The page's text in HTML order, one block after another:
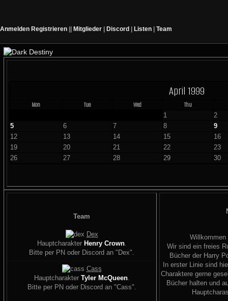
Anmelden Registrieren Mitglieder Discord Listen Team
April 1999
Mon Tue Wed Thu
1
2
5
6 7 8
9
12
13 14 15
16
19
20 21 22
23
26
27 28 29 30
Team
Dex
Hauptcharakter Henry Crown.
Bitte per PN oder Discord an "Dex".
Cass
Hauptcharakter Tyler McQueen.
Bitte per PN oder Discord an "Cass".
Wir sind ein freies
Bücher der Harry
In erster Linie sind
Charaktere gerne
Bücher halten und